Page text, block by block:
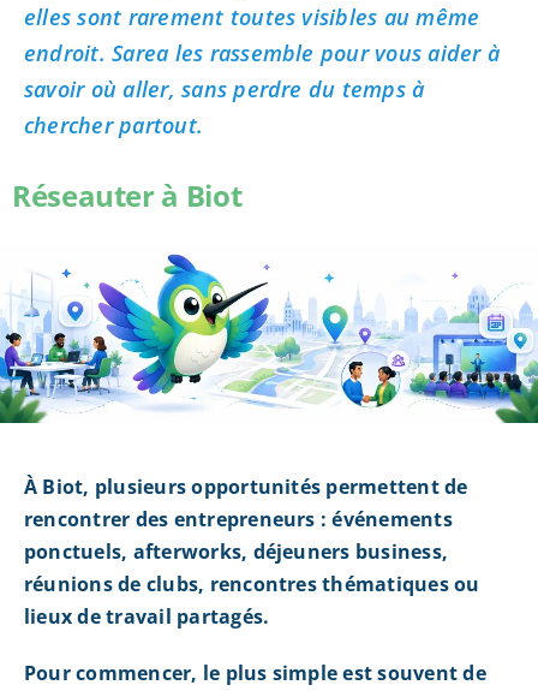
elles sont rarement toutes visibles au même
endroit. Sarea les rassemble pour vous aider à
savoir où aller, sans perdre du temps à
chercher partout.
Réseauter à Biot
À Biot, plusieurs opportunités permettent de
rencontrer des entrepreneurs : événements
ponctuels, afterworks, déjeuners business,
réunions de clubs, rencontres thématiques ou
lieux de travail partagés.
Pour commencer, le plus simple est souvent de